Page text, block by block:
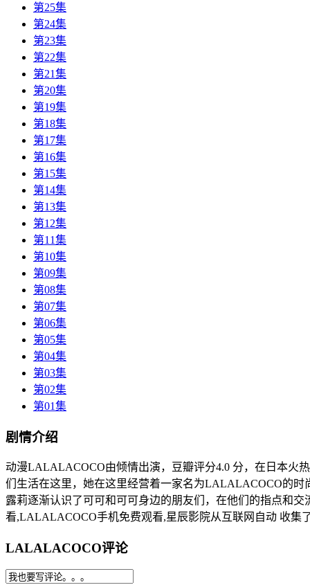
第25集
第24集
第23集
第22集
第21集
第20集
第19集
第18集
第17集
第16集
第15集
第14集
第13集
第12集
第11集
第10集
第09集
第08集
第07集
第06集
第05集
第04集
第03集
第02集
第01集
剧情介绍
动漫LALALACOCO由倾情出演，豆瓣评分4.0 分，在日本火
们生活在这里，她在这里经营着一家名为LALALACOCO的
露莉逐渐认识了可可和可可身边的朋友们，在他们的指点和
看,LALALACOCO手机免费观看,星辰影院从互联网自动 收
LALALACOCO评论